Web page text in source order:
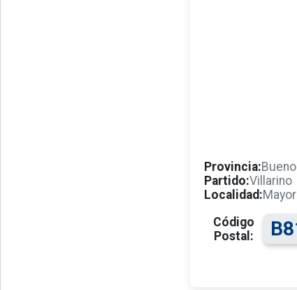
Provincia:
Partido:Villarino
Localidad:
Código
Postal: